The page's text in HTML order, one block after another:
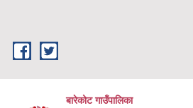
बारेकोट गाउँपालिका